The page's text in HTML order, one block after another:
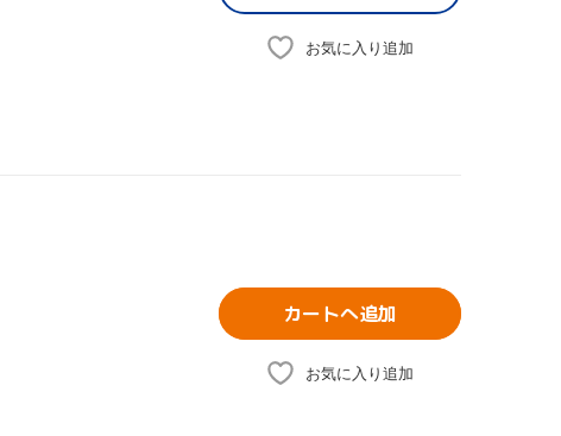
お気に入り追加
カートへ追加
お気に入り追加